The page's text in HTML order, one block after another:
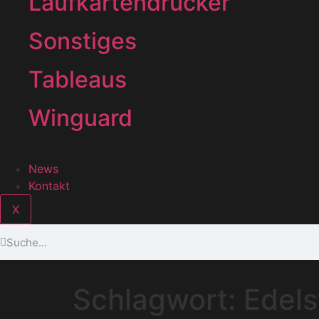
Sonstiges
Tableaus
Winguard
News
Kontakt
X
Schlagwort: